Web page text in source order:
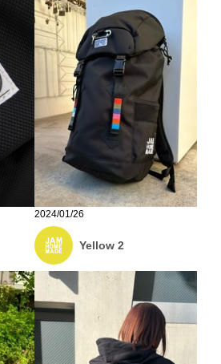
2024/01/26
Yellow 2